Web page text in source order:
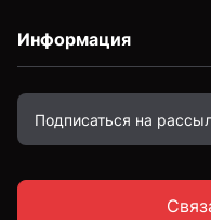
Информация